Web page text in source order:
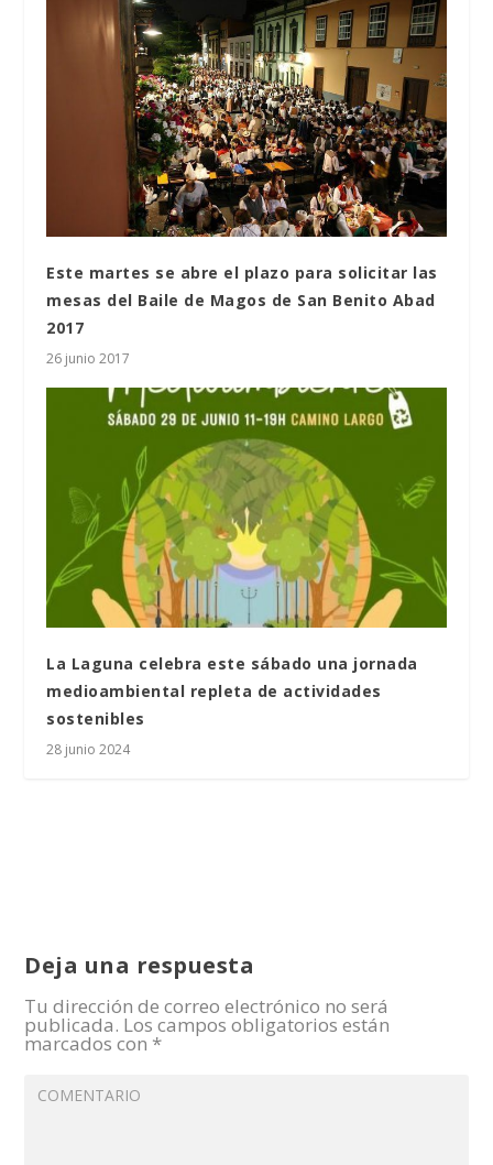
Este martes se abre el plazo para solicitar las
mesas del Baile de Magos de San Benito Abad
2017
26 junio 2017
La Laguna celebra este sábado una jornada
medioambiental repleta de actividades
sostenibles
28 junio 2024
Deja una respuesta
Tu dirección de correo electrónico no será
publicada. Los campos obligatorios están
marcados con *